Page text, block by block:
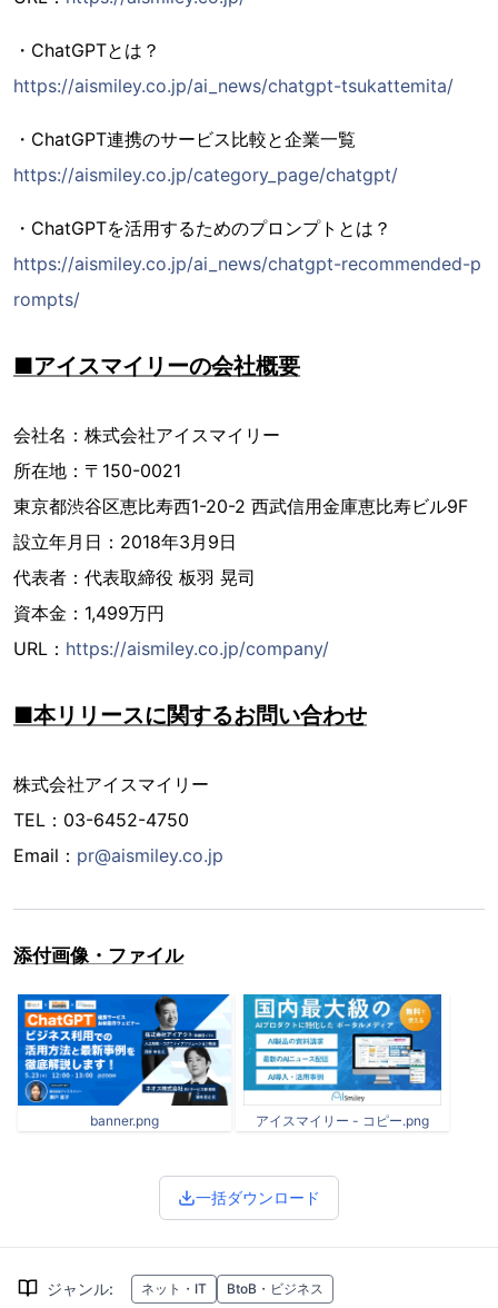
・ChatGPTとは？
https://aismiley.co.jp/ai_news/chatgpt-tsukattemita/
・ChatGPT連携のサービス比較と企業一覧
https://aismiley.co.jp/category_page/chatgpt/
・ChatGPTを活用するためのプロンプトとは？
https://aismiley.co.jp/ai_news/chatgpt-recommended-p
rompts/
■アイスマイリーの会社概要
会社名：株式会社アイスマイリー
所在地：〒150-0021
東京都渋谷区恵比寿西1-20-2 西武信用金庫恵比寿ビル9F
設立年月日：2018年3月9日
代表者：代表取締役 板羽 晃司
資本金：1,499万円
URL： https://aismiley.co.jp/company/
■本リリースに関するお問い合わせ
株式会社アイスマイリー
TEL：03-6452-4750
Email： pr@aismiley.co.jp
添付画像・ファイル
banner.png アイスマイリー - コピー.png
一括ダウンロード
ジャンル: ネット・IT BtoB・ビジネス